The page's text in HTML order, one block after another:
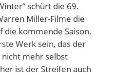
schürt die 69.
Miller-Filme die
die kommende Saison.
Werk sein, das der
mehr selbst
ist der Streifen auch